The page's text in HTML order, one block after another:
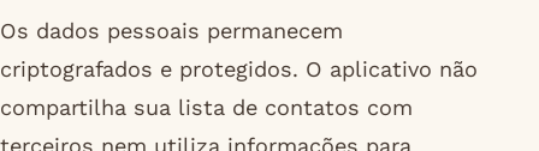
Os dados pessoais permanecem
criptografados e protegidos. O aplicativo não
compartilha sua lista de contatos com
terceiros nem utiliza informações para